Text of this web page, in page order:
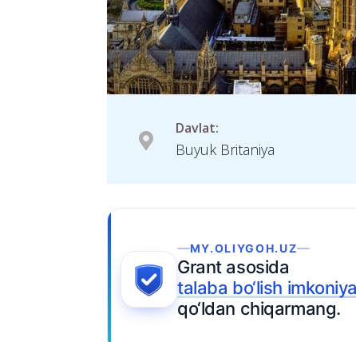
Davlat:
Buyuk Britaniya
MY.OLIYGOH.UZ
Grant asosida
talaba bo‘lish
qo‘ldan chiqarmang.